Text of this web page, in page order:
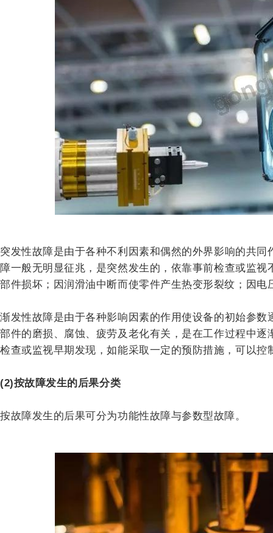
突发性故障是由于各种不利因素和偶然的外界影响的共
障一般无明显征兆，是突然发生的，依靠事前检查或监
部件损坏；因润滑油中断而使零件产生热变形裂纹；因
渐发性故障是由于各种影响因素的作用使设备的初始参
部件的磨损、腐蚀、疲劳及老化有关，是在工作过程中
检查或监视早期发现，如能采取一定的预防措施，可以控
(2)按故障发生的后果分类
按故障发生的后果可分为功能性故障与参数型故障。